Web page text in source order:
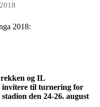
2018:
og IL
invitere til turnering for
den 24-26. august